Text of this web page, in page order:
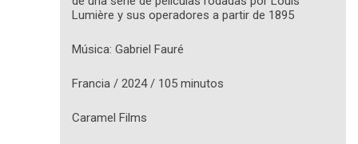
Lumière y sus operadores a partir de 1895
Música: Gabriel Fauré
Francia / 2024 / 105 minutos
Caramel Films